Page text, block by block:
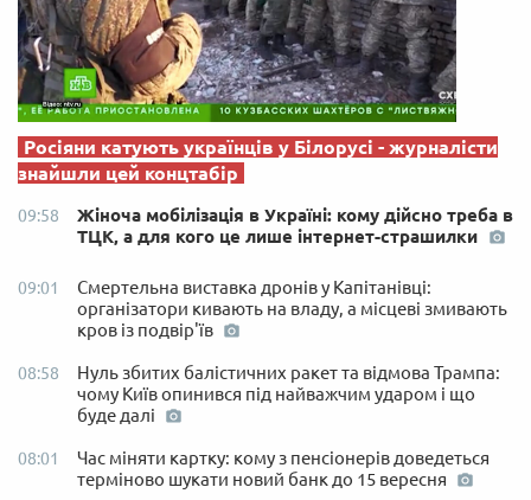
Росіяни катують українців у Білорусі - журналісти
знайшли цей концтабір
09:58
Жіноча мобілізація в Україні: кому дійсно треба в
ТЦК, а для кого це лише інтернет-страшилки
09:01
Смертельна виставка дронів у Капітанівці:
організатори кивають на владу, а місцеві змивають
кров із подвір'їв
08:58
Нуль збитих балістичних ракет та відмова Трампа:
чому Київ опинився під найважчим ударом і що
буде далі
08:01
Час міняти картку: кому з пенсіонерів доведеться
терміново шукати новий банк до 15 вересня